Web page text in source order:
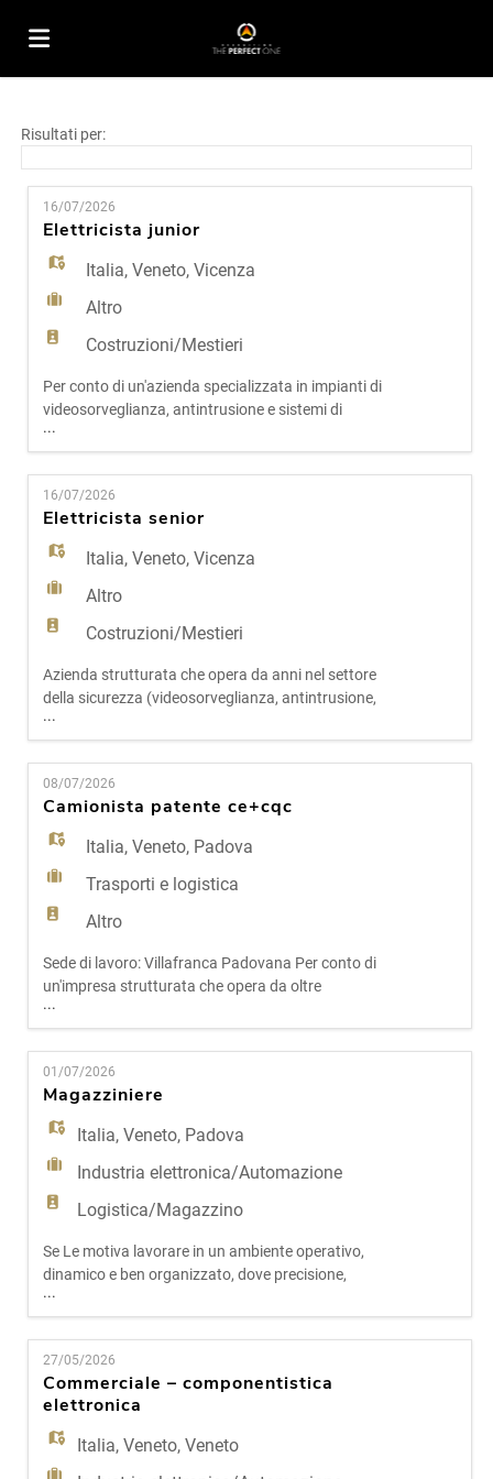
Offerte
di
lavoro
Carica
il
CV
Login
Lingua
EN
FR
IT
ES
PT
Risultati per:
16/07/2026
Elettricista junior
Italia,Veneto,Vicenza
Altro
Costruzioni/Mestieri
Per conto di un'azienda specializzata in impianti di
videosorveglianza, antintrusione e sistemi di
sicurezza, ricerchiamo un/una Elettricista
Junior da inserire nel team operativo. La figura
sarà affiancata da tecnici esperti e avrà un
percorso strutturato di crescita professionale, con
formazione tecnica continua e certificazioni.
Attività princ
...
16/07/2026
Elettricista senior
Italia,Veneto,Vicenza
Altro
Costruzioni/Mestieri
Azienda strutturata che opera da anni nel settore
della sicurezza (videosorveglianza, antintrusione,
antincendio), ricerca un Elettricista Senior da
inserire nel team tecnico. La figura lavorerà su
impianti di un certo spessore (comuni, stadi,
aziende, banche) con attività di installazione,
manutenzione e certificazione. Attività principali -
In
...
08/07/2026
Camionista patente ce+cqc
Italia,Veneto, Padova
Trasporti e logistica
Altro
Sede di lavoro: Villafranca Padovana Per conto di
un'impresa strutturata che opera da oltre
vent'anni nel settore edilizio e delle costruzioni,
con cantieri attivi e una forte specializzazione
nella gestione completa delle commesse,
cerchiamo un Autista con patente CE + CQC per
attività di trasporto nel Nord Italia, con possibili
tratte verso il C
...
01/07/2026
Magazziniere
Italia,Veneto, Padova
Industria elettronica/Automazione
Logistica/Magazzino
Se Le motiva lavorare in un ambiente operativo,
dinamico e ben organizzato, dove precisione,
affidabilità e spirito pratico fanno davvero la
differenza, questa opportunità potrebbe essere
perfetta per Lei. Il nostro cliente è una realtà
solida e in costante crescita, attiva nel settore
della distribuzione di componenti per l'elettronica e
per l'aut
...
27/05/2026
Commerciale – componentistica
elettronica
Italia,Veneto,Veneto